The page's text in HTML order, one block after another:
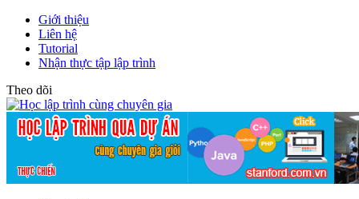
Giới thiệu
Liên hệ
Tutorial
Nhận thực tập lập trình
Theo dõi